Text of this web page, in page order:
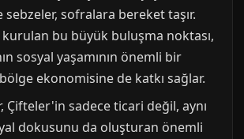
sebzeler, sofralara bereket taşır.
bu büyük buluşma noktası,
sosyal yaşamının önemli bir
ekonomisine de katkı sağlar.
Çifteler'in sadece ticari değil, aynı
dokusunu da oluşturan önemli